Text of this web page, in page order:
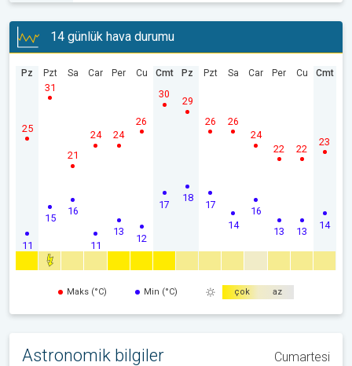
14 günlük hava durumu
Pz
11
25
Pzt
15
31
Sa
16
21
Car
11
24
Per
13
24
Cu
12
26
Cmt
17
30
Pz
18
29
Pzt
17
26
Sa
14
26
Car
16
24
Per
13
22
Cu
13
22
Cmt
14
23
Maks (°C) Min (°C) çok az
Astronomik bilgiler Cumartesi